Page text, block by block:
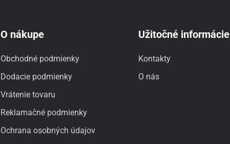
O nákupe
Obchodné podmienky
Dodacie podmienky
Vrátenie tovaru
Reklamačné podmienky
Ochrana osobných údajov
Užitočné informácie
Kontakty
O nás